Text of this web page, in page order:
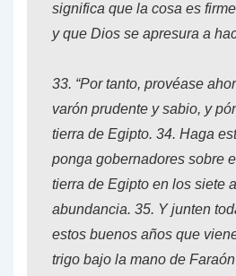
significa que la cosa es
y que Dios se apresura a
33. “Por tanto, provéase
varón prudente y sabio, y
tierra de Egipto. 34. Haga
ponga gobernadores sobre
tierra de Egipto en los siete
abundancia. 35. Y junten
estos buenos años que
trigo bajo la mano de